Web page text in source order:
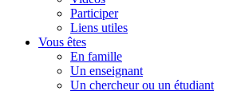
Participer
Liens utiles
Vous êtes
En famille
Un enseignant
Un chercheur ou un étudiant